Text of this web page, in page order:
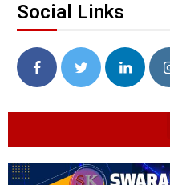
Social Links